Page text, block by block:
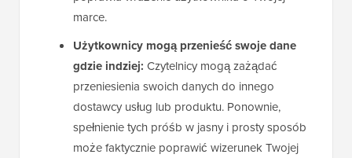
marce.
Użytkownicy mogą przenieść swoje dane
gdzie indziej: Czytelnicy mogą zażądać
przeniesienia swoich danych do innego
dostawcy usług lub produktu. Ponownie,
spełnienie tych próśb w jasny i prosty sposób
może faktycznie poprawić wizerunek Twojej